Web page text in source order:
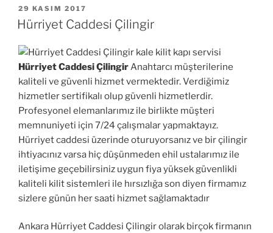
YAYIM
TARIHI
29 KASIM 2017
Hürriyet Caddesi Çilingir
Hürriyet Caddesi ÇilingirAnahtarcı müşterilerine
kaliteli ve güvenli hizmet vermektedir. Verdiğimiz
hizmetler sertifikalı olup güvenli hizmetlerdir.
Profesyonel elemanlarımız ile birlikte müşteri
memnuniyeti için 7/24 çalışmalar yapmaktayız.
Hürriyet caddesi üzerinde oturuyorsanız ve bir çilingir
ihtiyacınız varsa hiç düşünmeden ehil ustalarımız ile
iletişime geçebilirsiniz uygun fiya yüksek güvenlikli
kaliteli kilit sistemleri ile hırsızlığa son diyen firmamız
sizlere günün her saati hizmet sağlamaktadır
Ankara Hürriyet Caddesi Çilingir olarak birçok firmanın